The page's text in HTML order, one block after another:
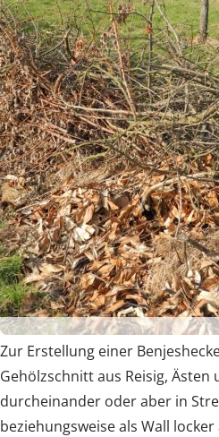
Zur Erstellung einer
Gehölzschnitt aus Reisig, Ästen
durcheinander oder aber in
beziehungsweise als Wall